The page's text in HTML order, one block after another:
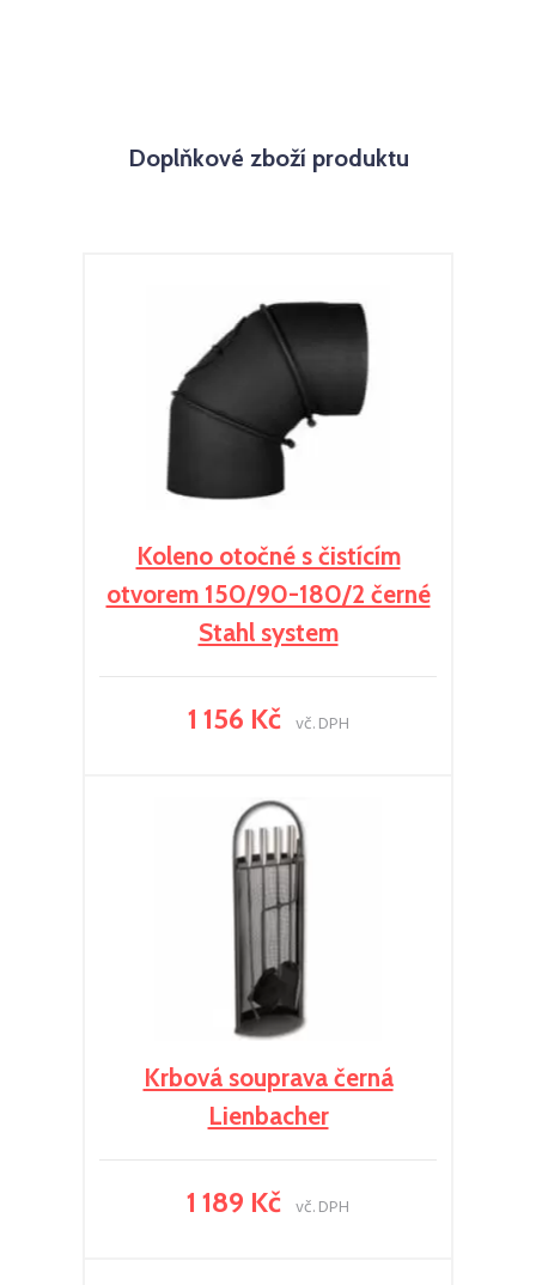
Doplňkové zboží produktu
Koleno otočné s čistícím
otvorem 150/90-180/2 černé
Stahl system
1 156 Kč vč. DPH
Krbová souprava černá
Lienbacher
1 189 Kč vč. DPH